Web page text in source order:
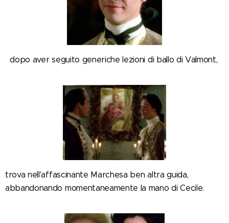
dopo aver seguito generiche lezioni di ballo di Valmont,
trova nell'affascinante Marchesa ben altra guida,
abbandonando momentaneamente la mano di Cecile.